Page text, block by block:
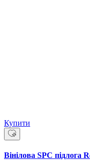
Купити
Вінілова SPC підлога